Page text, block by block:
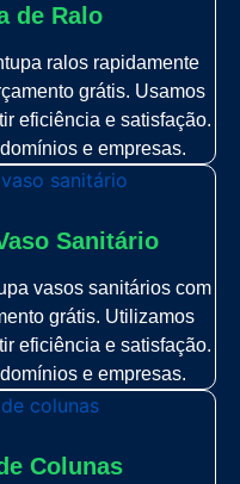
de Ralo
ralos rapidamente
grátis. Usamos
eficiência e satisfação.
e empresas.
Sanitário
vasos sanitários com
grátis. Utilizamos
eficiência e satisfação.
e empresas.
Colunas